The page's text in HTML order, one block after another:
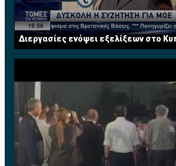
Διεργασίες ενόψει εξελίξεων στο